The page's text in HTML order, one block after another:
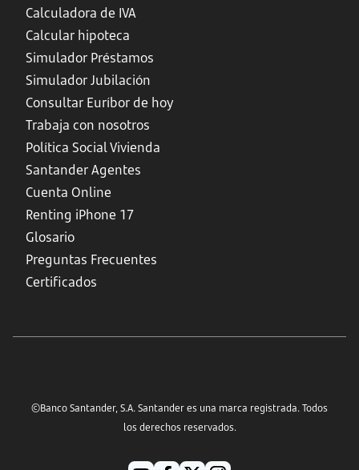
Calculadora de IVA
Calcular hipoteca
Simulador Préstamos
Simulador Jubilación
Consultar Euríbor de hoy
Trabaja con nosotros
Política Social Vivienda
Santander Agentes
Cuenta Online
Renting iPhone 17
Glosario
Preguntas Frecuentes
Certificados
©Banco Santander, S.A. Santander es una marca registrada. Todos
los derechos reservados.